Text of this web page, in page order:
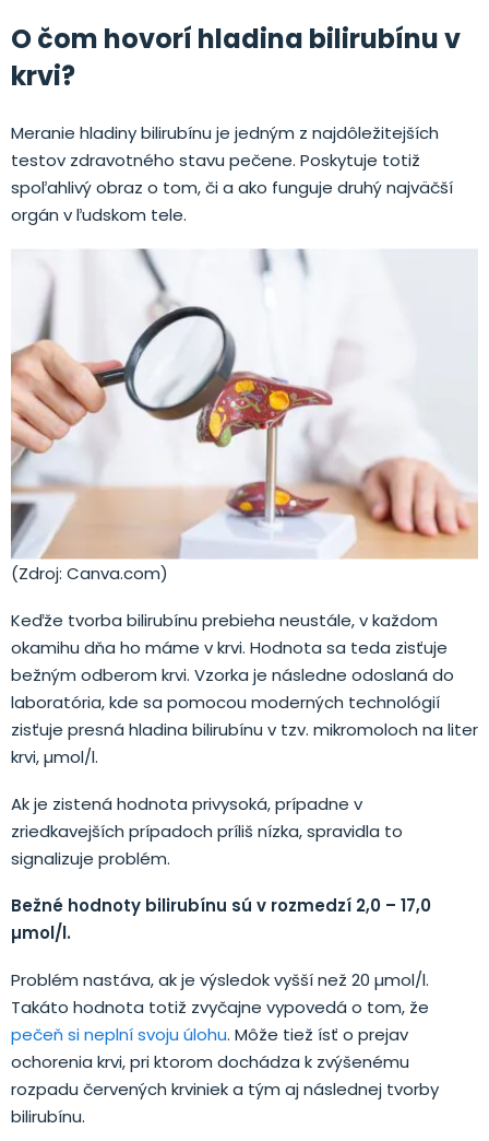
O čom hovorí hladina bilirubínu v
krvi?
Meranie hladiny bilirubínu je jedným z najdôležitejších
testov zdravotného stavu pečene. Poskytuje totiž
spoľahlivý obraz o tom, či a ako funguje druhý najväčší
orgán v ľudskom tele.
(Zdroj: Canva.com)
Keďže tvorba bilirubínu prebieha neustále, v každom
okamihu dňa ho máme v krvi. Hodnota sa teda zisťuje
bežným odberom krvi. Vzorka je následne odoslaná do
laboratória, kde sa pomocou moderných technológií
zisťuje presná hladina bilirubínu v tzv. mikromoloch na liter
krvi, µmol/l.
Ak je zistená hodnota privysoká, prípadne v
zriedkavejších prípadoch príliš nízka, spravidla to
signalizuje problém.
Bežné hodnoty bilirubínu sú v rozmedzí 2,0 – 17,0
µmol/l.
Problém nastáva, ak je výsledok vyšší než 20 µmol/l.
Takáto hodnota totiž zvyčajne vypovedá o tom, že
pečeň si neplní svoju úlohu. Môže tiež ísť o prejav
ochorenia krvi, pri ktorom dochádza k zvýšenému
rozpadu červených krviniek a tým aj následnej tvorby
bilirubínu.